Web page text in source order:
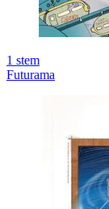
1 stem
Futurama